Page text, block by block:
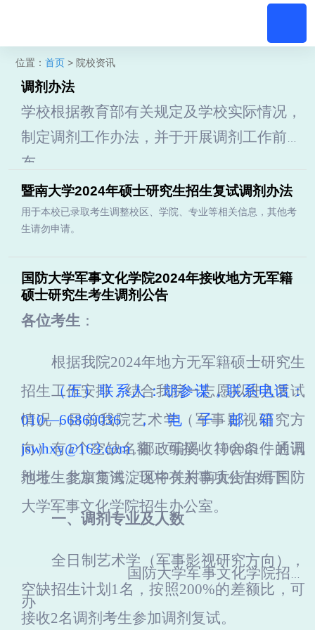
位置： 首页 > 院校资讯
调剂办法
学校根据教育部有关规定及学校实际情况，
制定调剂工作办法，并于开展调剂工作前公
布。
暨南大学2024年硕士研究生招生复试调剂办法
用于本校已录取考生调整校区、学院、专业等相关信息，其他考
生请勿申请。
国防大学军事文化学院2024年接收地方无军籍
硕士研究生考生调剂公告
各位考生 ：
根据我院2024年地方无军籍硕士研究生
招生工作安排，结合我院一志愿拟进入复试
情况，目前我院艺术学（军事影视研究方
向）有1个空缺名额，可接收符合条件的调
剂考生参加复试，现将有关事项公告如下：
一、调剂专业及人数
全日制艺术学（军事影视研究方向），
空缺招生计划1名，按照200%的差额比，可
接收2名调剂考生参加调剂复试。
（五）联系人：胡参谋，联系电话：
010—66869036，电子邮箱：
jswhxy@163.com，邮政编码：100081，通讯
地址：北京市海淀区中关村南大街18号国防
大学军事文化学院招生办公室。
国防大学军事文化学院招生
办